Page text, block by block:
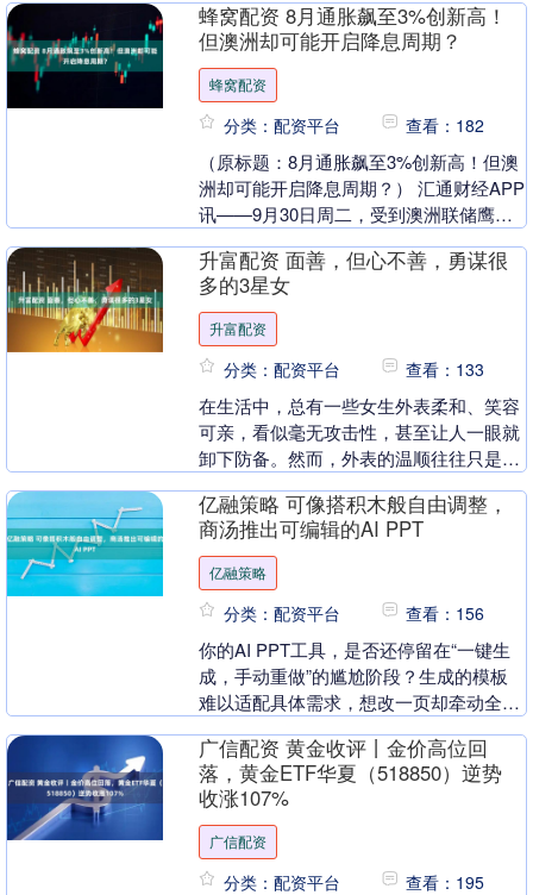
商品价格指数继....
蜂窝配资 8月通胀飙至3%创新高！
但澳洲却可能开启降息周期？
蜂窝配资
分类：配资平台 查看：182
（原标题：8月通胀飙至3%创新高！但澳
洲却可能开启降息周期？） 汇通财经APP
讯——9月30日周二，受到澳洲联储鹰派
兑美....
升富配资 面善，但心不善，勇谋很
多的3星女
升富配资
分类：配资平台 查看：133
在生活中，总有一些女生外表柔和、笑容
可亲，看似毫无攻击性，甚至让人一眼就
卸下防备。然而，外表的温顺往往只是她
隐藏着强烈的野....
亿融策略 可像搭积木般自由调整，
商汤推出可编辑的AI PPT
亿融策略
分类：配资平台 查看：156
你的AI PPT工具，是否还停留在“一键生
成，手动重做”的尴尬阶段？生成的模板
难以适配具体需求，想改一页却牵动全
成”，却未....
广信配资 黄金收评丨金价高位回
落，黄金ETF华夏（518850）逆势
收涨107%
广信配资
分类：配资平台 查看：195